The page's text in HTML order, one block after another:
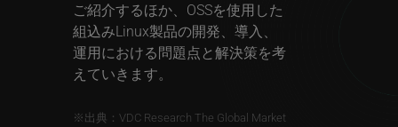
ご紹介するほか、OSSを使用した
組込みLinux製品の開発、導入、
運用における問題点と解決策を考
えていきます。
※出典：VDC Research The Global Market